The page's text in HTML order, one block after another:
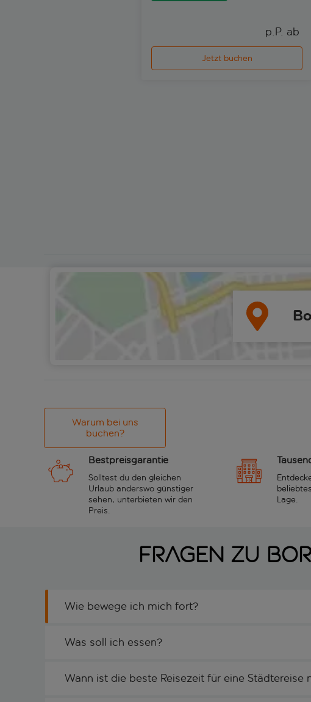
p.P. ab
Jetzt buchen
Warum bei uns
buchen?
Bestpreisgarantie
Solltest du den gleichen
Urlaub anderswo günstiger
sehen, unterbieten wir den
Preis.
Lage.
Fragen zu
Wie bewege ich mich fort?
Was soll ich essen?
Wann ist die beste Reisezeit für eine Städtereise